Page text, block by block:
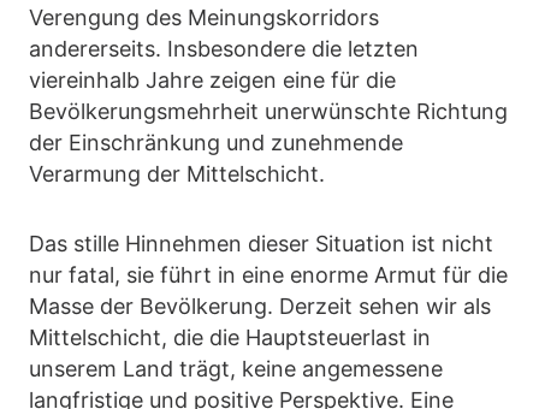
Verengung des Meinungskorridors
andererseits. Insbesondere die letzten
viereinhalb Jahre zeigen eine für die
Bevölkerungsmehrheit unerwünschte Richtung
der Einschränkung und zunehmende
Verarmung der Mittelschicht.
Das stille Hinnehmen dieser Situation ist nicht
nur fatal, sie führt in eine enorme Armut für die
Masse der Bevölkerung. Derzeit sehen wir als
Mittelschicht, die die Hauptsteuerlast in
unserem Land trägt, keine angemessene
langfristige und positive Perspektive. Eine